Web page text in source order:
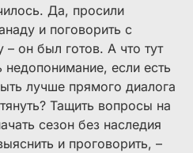
Да, просили
и поговорить с
– он был готов. А что тут
недопонимание, если есть
лучше прямого диалога
Тащить вопросы на
сезон без наследия
и проговорить, –